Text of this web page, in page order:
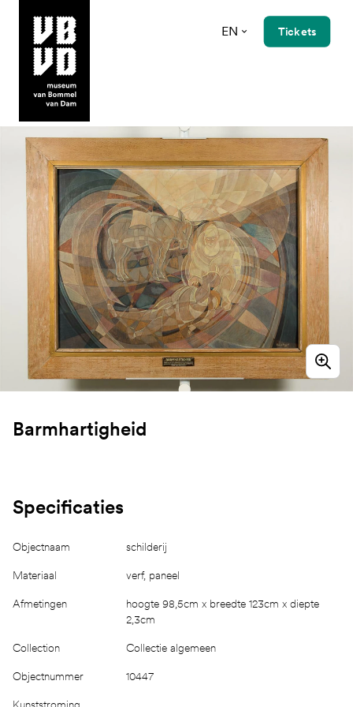
museum van Bommel van Dam
EN Tickets
Barmhartigheid
Specificaties
Objectnaam schilderij
Materiaal verf, paneel
Afmetingen
hoogte 98,5cm x breedte 123cm x diepte
2,3cm
Collection Collectie algemeen
Objectnummer 10447
Kunststroming